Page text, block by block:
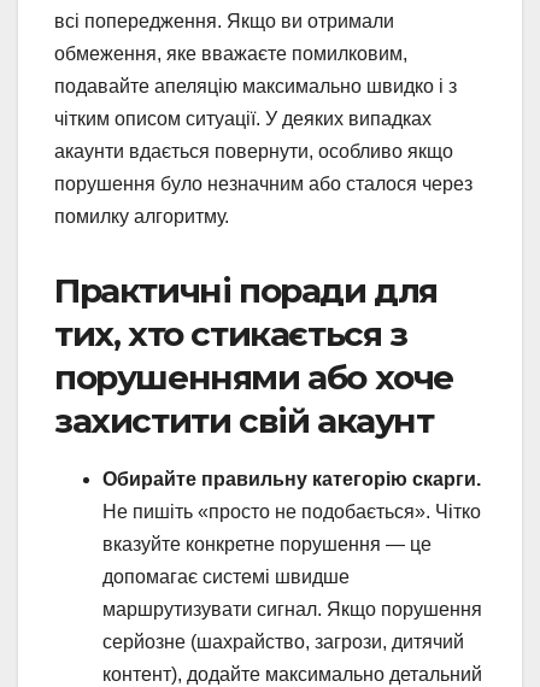
всі попередження. Якщо ви отримали
обмеження, яке вважаєте помилковим,
подавайте апеляцію максимально швидко і з
чітким описом ситуації. У деяких випадках
акаунти вдається повернути, особливо якщо
порушення було незначним або сталося через
помилку алгоритму.
Практичні поради для
тих, хто стикається з
порушеннями або хоче
захистити свій акаунт
Обирайте правильну категорію скарги.
Не пишіть «просто не подобається». Чітко
вказуйте конкретне порушення — це
допомагає системі швидше
маршрутизувати сигнал. Якщо порушення
серйозне (шахрайство, загрози, дитячий
контент), додайте максимально детальний